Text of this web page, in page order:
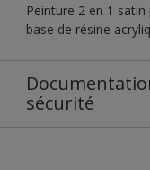
Peinture 2 en 1
base de résine
sécurité